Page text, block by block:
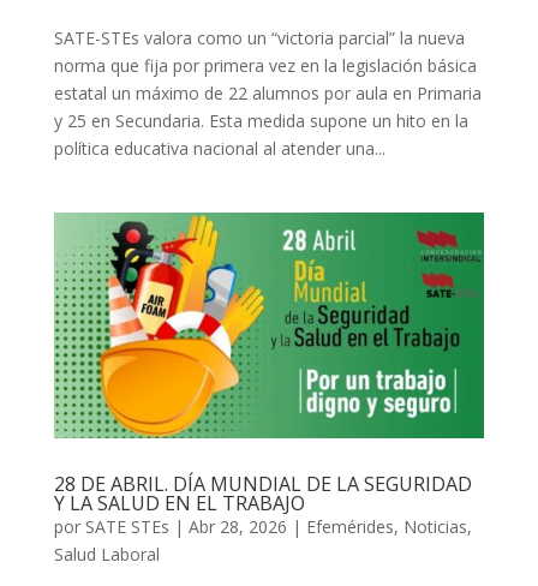
SATE-STEs valora como un “victoria parcial” la nueva
norma que fija por primera vez en la legislación básica
estatal un máximo de 22 alumnos por aula en Primaria
y 25 en Secundaria. Esta medida supone un hito en la
política educativa nacional al atender una...
28 DE ABRIL. DÍA MUNDIAL DE LA SEGURIDAD
Y LA SALUD EN EL TRABAJO
por SATE STEs | Abr 28, 2026 | Efemérides, Noticias,
Salud Laboral